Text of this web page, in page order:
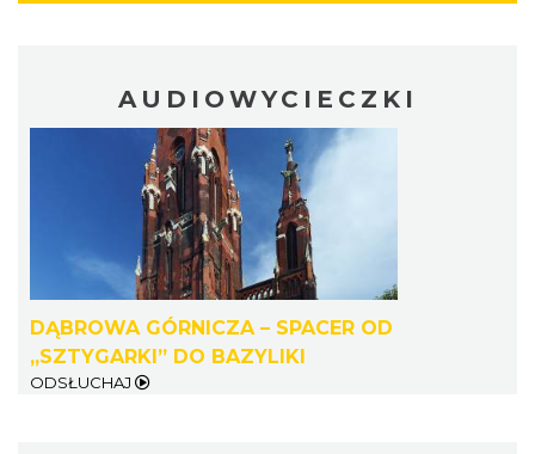
AUDIOWYCIECZKI
DĄBROWA GÓRNICZA – SPACER OD
„SZTYGARKI” DO BAZYLIKI
ODSŁUCHAJ